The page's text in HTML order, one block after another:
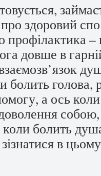
здоровий
профілактика
довше в
болить голова,
а ось
собою,
болить
в